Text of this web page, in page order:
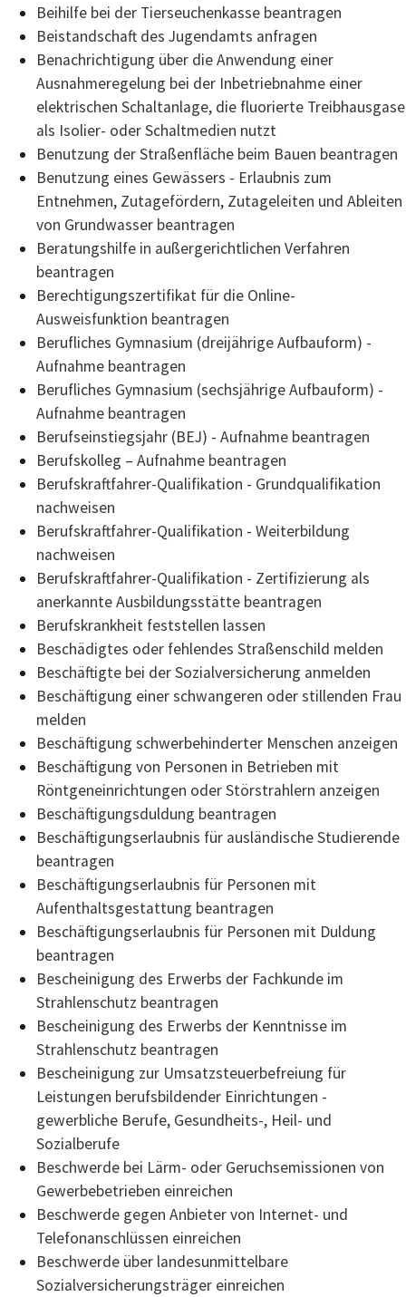
Beihilfe bei der Tierseuchenkasse beantragen
Beistandschaft des Jugendamts anfragen
Benachrichtigung über die Anwendung einer
Ausnahmeregelung bei der Inbetriebnahme einer
elektrischen Schaltanlage, die fluorierte Treibhausgase
als Isolier- oder Schaltmedien nutzt
Benutzung der Straßenfläche beim Bauen beantragen
Benutzung eines Gewässers - Erlaubnis zum
Entnehmen, Zutagefördern, Zutageleiten und Ableiten
von Grundwasser beantragen
Beratungshilfe in außergerichtlichen Verfahren
beantragen
Berechtigungszertifikat für die Online-
Ausweisfunktion beantragen
Berufliches Gymnasium (dreijährige Aufbauform) -
Aufnahme beantragen
Berufliches Gymnasium (sechsjährige Aufbauform) -
Aufnahme beantragen
Berufseinstiegsjahr (BEJ) - Aufnahme beantragen
Berufskolleg – Aufnahme beantragen
Berufskraftfahrer-Qualifikation - Grundqualifikation
nachweisen
Berufskraftfahrer-Qualifikation - Weiterbildung
nachweisen
Berufskraftfahrer-Qualifikation - Zertifizierung als
anerkannte Ausbildungsstätte beantragen
Berufskrankheit feststellen lassen
Beschädigtes oder fehlendes Straßenschild melden
Beschäftigte bei der Sozialversicherung anmelden
Beschäftigung einer schwangeren oder stillenden Frau
melden
Beschäftigung schwerbehinderter Menschen anzeigen
Beschäftigung von Personen in Betrieben mit
Röntgeneinrichtungen oder Störstrahlern anzeigen
Beschäftigungsduldung beantragen
Beschäftigungserlaubnis für ausländische Studierende
beantragen
Beschäftigungserlaubnis für Personen mit
Aufenthaltsgestattung beantragen
Beschäftigungserlaubnis für Personen mit Duldung
beantragen
Bescheinigung des Erwerbs der Fachkunde im
Strahlenschutz beantragen
Bescheinigung des Erwerbs der Kenntnisse im
Strahlenschutz beantragen
Bescheinigung zur Umsatzsteuerbefreiung für
Leistungen berufsbildender Einrichtungen -
gewerbliche Berufe, Gesundheits-, Heil- und
Sozialberufe
Beschwerde bei Lärm- oder Geruchsemissionen von
Gewerbebetrieben einreichen
Beschwerde gegen Anbieter von Internet- und
Telefonanschlüssen einreichen
Beschwerde über landesunmittelbare
Sozialversicherungsträger einreichen